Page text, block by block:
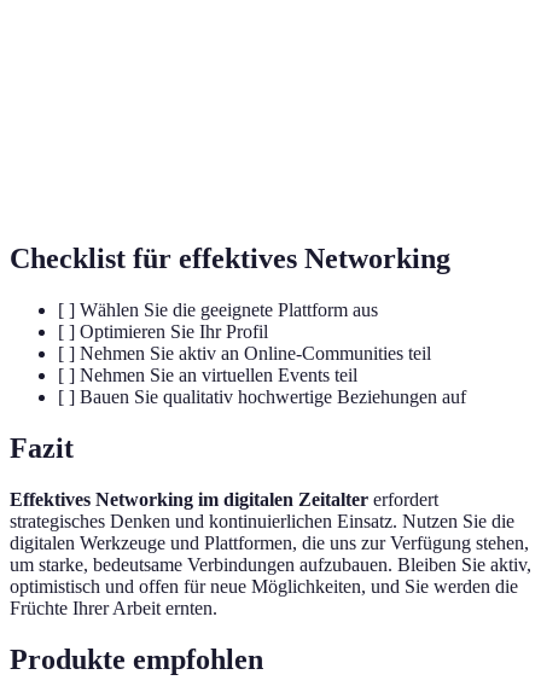
Checklist für effektives Networking
[ ] Wählen Sie die geeignete Plattform aus
[ ] Optimieren Sie Ihr Profil
[ ] Nehmen Sie aktiv an Online-Communities teil
[ ] Nehmen Sie an virtuellen Events teil
[ ] Bauen Sie qualitativ hochwertige Beziehungen auf
Fazit
Effektives Networking im digitalen Zeitalter erfordert
strategisches Denken und kontinuierlichen Einsatz. Nutzen Sie die
digitalen Werkzeuge und Plattformen, die uns zur Verfügung stehen,
um starke, bedeutsame Verbindungen aufzubauen. Bleiben Sie aktiv,
optimistisch und offen für neue Möglichkeiten, und Sie werden die
Früchte Ihrer Arbeit ernten.
Produkte empfohlen